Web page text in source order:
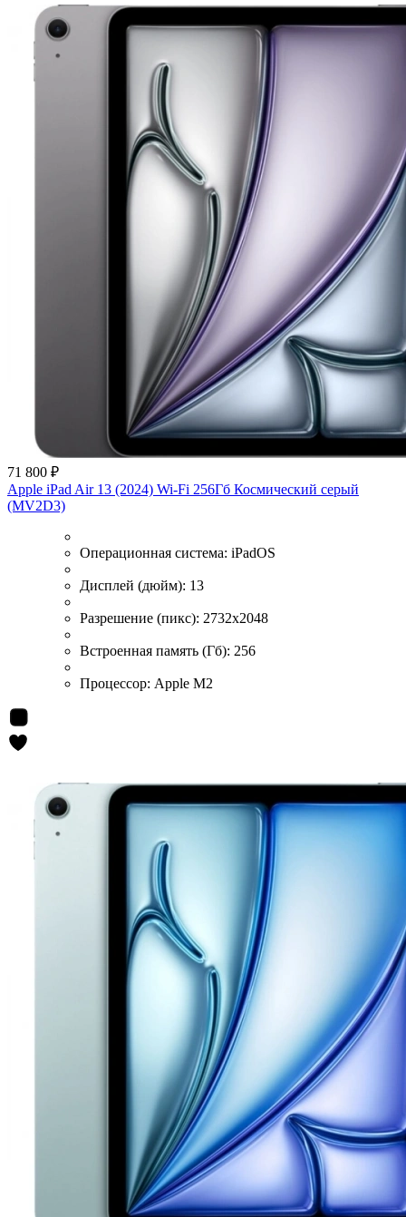
71 800 ₽
Apple iPad Air 13 (2024) Wi-Fi 256Гб Космический серый
(MV2D3)
Операционная система: iPadOS
Дисплей (дюйм): 13
Разрешение (пикс): 2732x2048
Встроенная память (Гб): 256
Процессор: Apple M2